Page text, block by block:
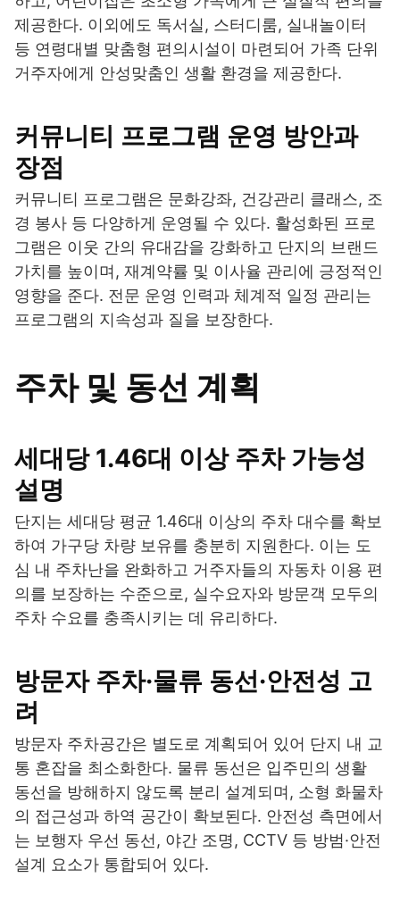
제공한다. 이외에도 독서실, 스터디룸, 실내놀이터
등 연령대별 맞춤형 편의시설이 마련되어 가족 단위
거주자에게 안성맞춤인 생활 환경을 제공한다.
커뮤니티 프로그램 운영 방안과
장점
커뮤니티 프로그램은 문화강좌, 건강관리 클래스, 조
경 봉사 등 다양하게 운영될 수 있다. 활성화된 프로
그램은 이웃 간의 유대감을 강화하고 단지의 브랜드
가치를 높이며, 재계약률 및 이사율 관리에 긍정적인
영향을 준다. 전문 운영 인력과 체계적 일정 관리는
프로그램의 지속성과 질을 보장한다.
주차 및 동선 계획
세대당 1.46대 이상 주차 가능성
설명
단지는 세대당 평균 1.46대 이상의 주차 대수를 확보
하여 가구당 차량 보유를 충분히 지원한다. 이는 도
심 내 주차난을 완화하고 거주자들의 자동차 이용 편
의를 보장하는 수준으로, 실수요자와 방문객 모두의
주차 수요를 충족시키는 데 유리하다.
방문자 주차·물류 동선·안전성 고
려
방문자 주차공간은 별도로 계획되어 있어 단지 내 교
통 혼잡을 최소화한다. 물류 동선은 입주민의 생활
동선을 방해하지 않도록 분리 설계되며, 소형 화물차
의 접근성과 하역 공간이 확보된다. 안전성 측면에서
는 보행자 우선 동선, 야간 조명, CCTV 등 방범·안전
설계 요소가 통합되어 있다.